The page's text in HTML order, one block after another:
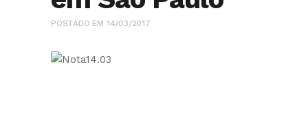
POSTADO EM 14/03/2017